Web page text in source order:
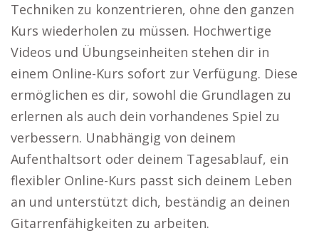
Techniken zu konzentrieren, ohne den ganzen
Kurs wiederholen zu müssen. Hochwertige
Videos und Übungseinheiten stehen dir in
einem Online-Kurs sofort zur Verfügung. Diese
ermöglichen es dir, sowohl die Grundlagen zu
erlernen als auch dein vorhandenes Spiel zu
verbessern. Unabhängig von deinem
Aufenthaltsort oder deinem Tagesablauf, ein
flexibler Online-Kurs passt sich deinem Leben
an und unterstützt dich, beständig an deinen
Gitarrenfähigkeiten zu arbeiten.